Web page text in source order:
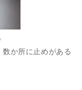
か所に止めがある